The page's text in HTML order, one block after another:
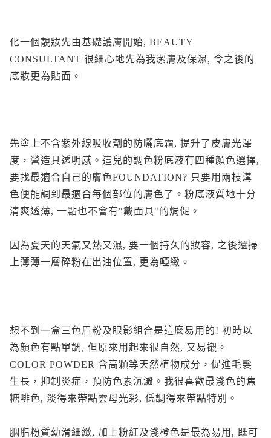
化一個靚妝先由基礎護膚開始, BEAUTY
CONSULTANT 很細心地先為我潔膚及保濕, 令之後的
底妝更為貼面。
先塗上不含紫外線吸收劑的防曬底霜, 提升了皮膚光澤
度，營造具透明感。這兒的調色粉底液有四種顏色選擇,
要找最適合自己的膚色FOUNDATION? 只要用兩枝溝
色便能調到最適合每個部位的膚色了。粉底液質地十分
清爽透薄, 一點也不會有"戴面具"的焗促。
因為夏天的天氣又熱又濕, 要一個持久的妝容, 之後還掃
上薄薄一層碎粉在出油位置, 更為啞緻。
想不到一盒三色眉粉及眼影組合是這麼易用的! 初時以
為顏色有點單調, 但原來用起來很自然, 又易襯。
COLOR POWDER 含高顆等天然植物成分，促進毛髮
生長，抑制炎症，預防色素沉澱。我很喜歡最淺色的焦
糖啡色, 淡得來帶點雲母光彩, 低調得來帶點特別。
胭脂粉質幼滑細緻, 加上粉紅及淺橙色是最為易用, 既可